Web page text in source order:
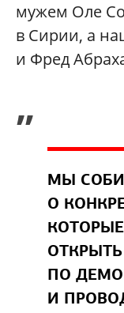
мужем Оле
в Сирии, а
и Фред
„
МЫ
О
ПО
И